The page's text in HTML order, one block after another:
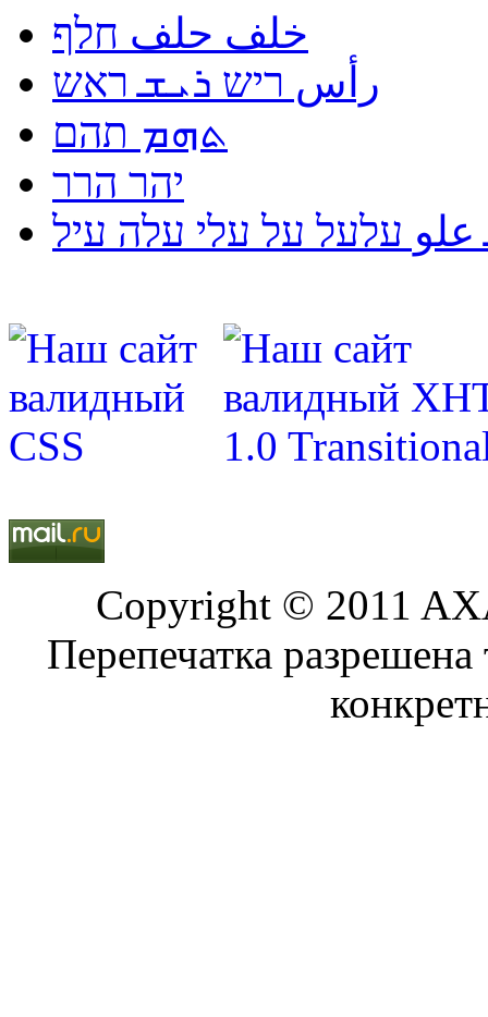
خلف حلف חלף
رأس ריש ܪܝܫ ראש
ܬܗܡ תהם
יהר הרר
עלעל על עלי עלה עיל
Copyright © 2011
Перепечатка